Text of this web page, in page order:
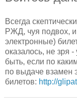
Всегда
РЖД, чуя подвох,
электронные)
оказалось, не зря
быть, если по
по выдаче взамен
билетов: http://